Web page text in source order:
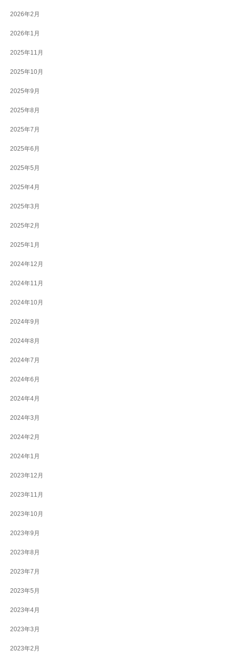
2026年2月
2026年1月
2025年11月
2025年10月
2025年9月
2025年8月
2025年7月
2025年6月
2025年5月
2025年4月
2025年3月
2025年2月
2025年1月
2024年12月
2024年11月
2024年10月
2024年9月
2024年8月
2024年7月
2024年6月
2024年4月
2024年3月
2024年2月
2024年1月
2023年12月
2023年11月
2023年10月
2023年9月
2023年8月
2023年7月
2023年5月
2023年4月
2023年3月
2023年2月